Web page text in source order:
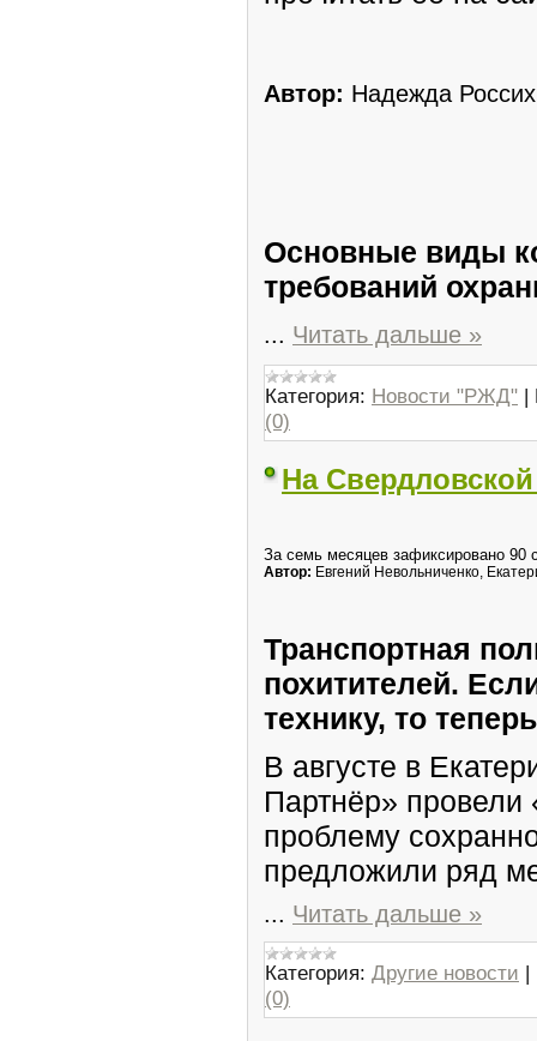
Автор: Надежда
Основные виды
требований
... Читать дальше »
Категория: Новости "РЖД" |
(0)
На
За семь месяцев зафиксировано 90
Автор: Евгений Невольниченко,
Транспортная
похитителей.
технику, то
В августе в
Партнёр» провели
проблему
предложили ряд
... Читать дальше »
Категория: Другие новости |
(0)